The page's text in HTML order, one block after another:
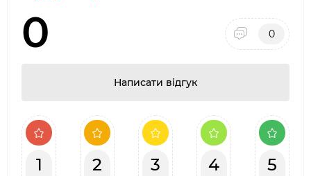
0 0
Написати відгук
1 2 3 4 5